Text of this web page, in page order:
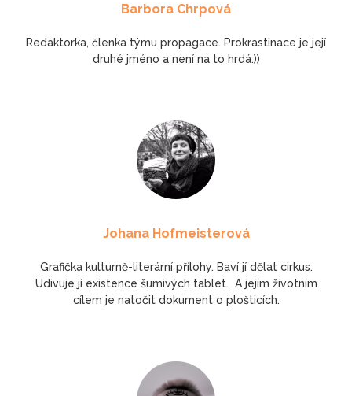
Barbora Chrpová
Redaktorka, členka týmu propagace. Prokrastinace je její
druhé jméno a není na to hrdá:))
Johana Hofmeisterová
Grafička kulturně-literární přílohy. Baví jí dělat cirkus.
Udivuje jí existence šumivých tablet. A jejím životním
cílem je natočit dokument o plošticích.